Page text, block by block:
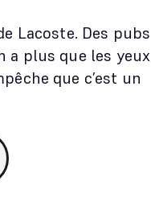
Lacoste. Des pubs
a plus que les yeux
que c’est un